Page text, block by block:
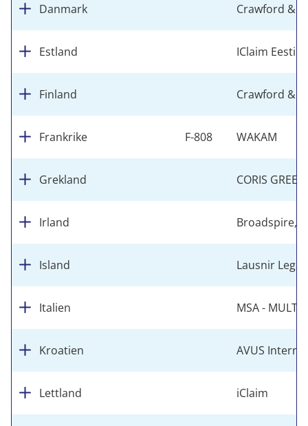
Danmark Crawford &
Estland IClaim Eesti
Finland Crawford &
Frankrike F-808 WAKAM
Grekland CORIS
Irland Broadspire,
Island Lausnir Legal
Italien MSA - MULTI
Kroatien AVUS
Lettland iClaim